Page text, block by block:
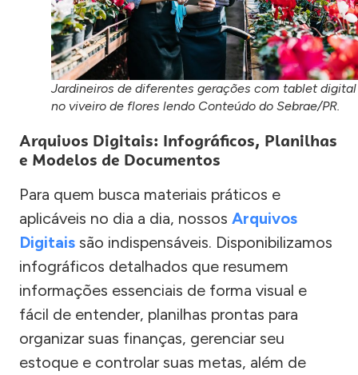
Jardineiros de diferentes gerações com tablet digital
no viveiro de flores lendo Conteúdo do Sebrae/PR.
Arquivos Digitais: Infográficos, Planilhas
e Modelos de Documentos
Para quem busca materiais práticos e
aplicáveis no dia a dia, nossos Arquivos
Digitais são indispensáveis. Disponibilizamos
infográficos detalhados que resumem
informações essenciais de forma visual e
fácil de entender, planilhas prontas para
organizar suas finanças, gerenciar seu
estoque e controlar suas metas, além de